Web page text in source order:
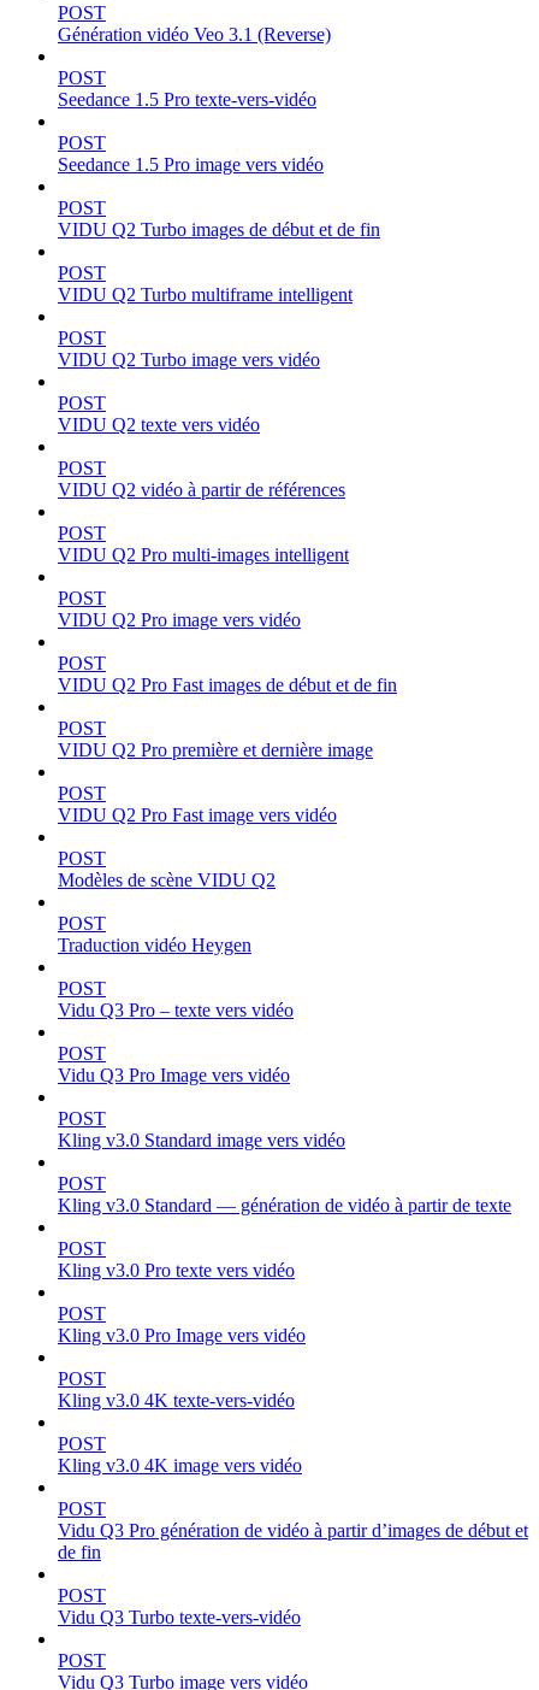
POST
Génération vidéo Veo 3.1 (Reverse)
POST
Seedance 1.5 Pro texte-vers-vidéo
POST
Seedance 1.5 Pro image vers vidéo
POST
VIDU Q2 Turbo images de début et de fin
POST
VIDU Q2 Turbo multiframe intelligent
POST
VIDU Q2 Turbo image vers vidéo
POST
VIDU Q2 texte vers vidéo
POST
VIDU Q2 vidéo à partir de références
POST
VIDU Q2 Pro multi-images intelligent
POST
VIDU Q2 Pro image vers vidéo
POST
VIDU Q2 Pro Fast images de début et de fin
POST
VIDU Q2 Pro première et dernière image
POST
VIDU Q2 Pro Fast image vers vidéo
POST
Modèles de scène VIDU Q2
POST
Traduction vidéo Heygen
POST
Vidu Q3 Pro – texte vers vidéo
POST
Vidu Q3 Pro Image vers vidéo
POST
Kling v3.0 Standard image vers vidéo
POST
Kling v3.0 Standard — génération de vidéo à partir de texte
POST
Kling v3.0 Pro texte vers vidéo
POST
Kling v3.0 Pro Image vers vidéo
POST
Kling v3.0 4K texte-vers-vidéo
POST
Kling v3.0 4K image vers vidéo
POST
Vidu Q3 Pro génération de vidéo à partir d’images de début et
de fin
POST
Vidu Q3 Turbo texte-vers-vidéo
POST
Vidu Q3 Turbo image vers vidéo